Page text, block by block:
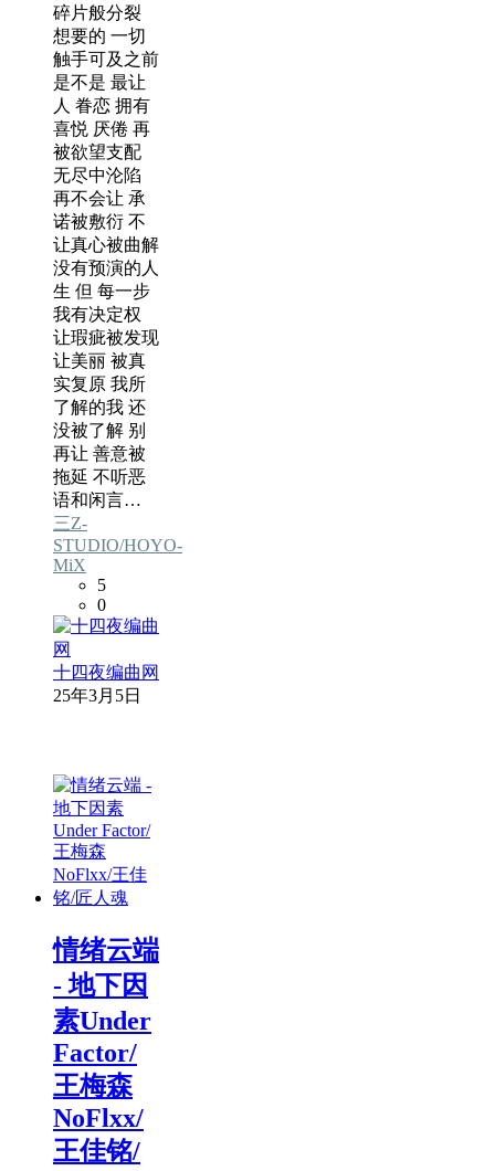
碎片般分裂
想要的 一切
触手可及之前
是不是 最让
人 眷恋 拥有
喜悦 厌倦 再
被欲望支配
无尽中沦陷
再不会让 承
诺被敷衍 不
让真心被曲解
没有预演的人
生 但 每一步
我有决定权
让瑕疵被发现
让美丽 被真
实复原 我所
了解的我 还
没被了解 别
再让 善意被
拖延 不听恶
语和闲言…
三Z-
STUDIO/HOYO-
MiX
5
0
十四夜编曲网
25年3月5日
情绪云端
- 地下因
素Under
Factor/
王梅森
NoFlxx/
王佳铭/